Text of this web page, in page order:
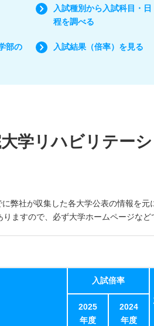
入試種別から入試科目・日
程を調べる
部の
入試結果（倍率）を見る
学リハビリテー
に弊社が収集した各大学公表の情報を元
ますので、必ず大学ホームページなど
入試倍率
2025
年度
2024
年度